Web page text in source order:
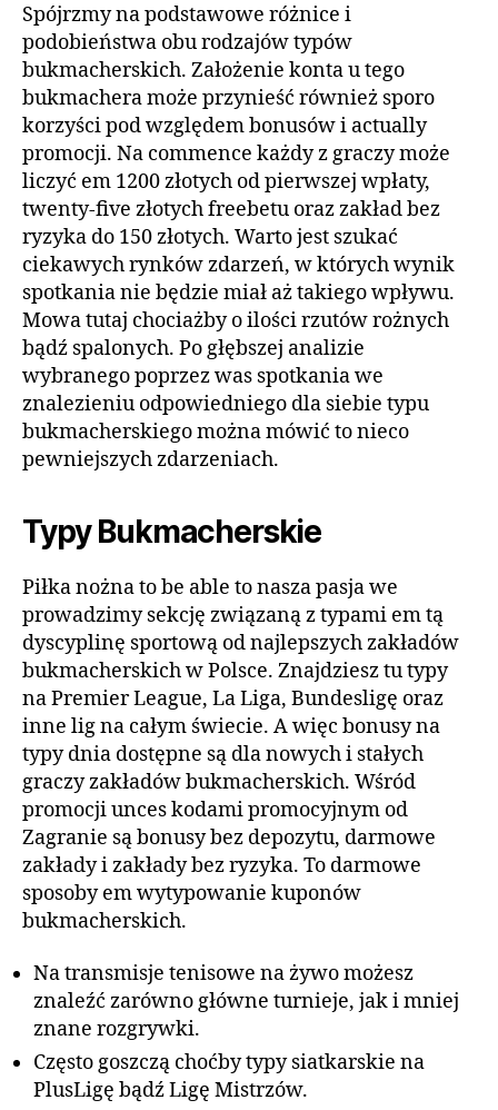
Spójrzmy na podstawowe różnice i
podobieństwa obu rodzajów typów
bukmacherskich. Założenie konta u tego
bukmachera może przynieść również sporo
korzyści pod względem bonusów i actually
promocji. Na commence każdy z graczy może
liczyć em 1200 złotych od pierwszej wpłaty,
twenty-five złotych freebetu oraz zakład bez
ryzyka do 150 złotych. Warto jest szukać
ciekawych rynków zdarzeń, w których wynik
spotkania nie będzie miał aż takiego wpływu.
Mowa tutaj chociażby o ilości rzutów rożnych
bądź spalonych. Po głębszej analizie
wybranego poprzez was spotkania we
znalezieniu odpowiedniego dla siebie typu
bukmacherskiego można mówić to nieco
pewniejszych zdarzeniach.
Typy Bukmacherskie
Piłka nożna to be able to nasza pasja we
prowadzimy sekcję związaną z typami em tą
dyscyplinę sportową od najlepszych zakładów
bukmacherskich w Polsce. Znajdziesz tu typy
na Premier League, La Liga, Bundesligę oraz
inne lig na całym świecie. A więc bonusy na
typy dnia dostępne są dla nowych i stałych
graczy zakładów bukmacherskich. Wśród
promocji unces kodami promocyjnym od
Zagranie są bonusy bez depozytu, darmowe
zakłady i zakłady bez ryzyka. To darmowe
sposoby em wytypowanie kuponów
bukmacherskich.
Na transmisje tenisowe na żywo możesz
znaleźć zarówno główne turnieje, jak i mniej
znane rozgrywki.
Często goszczą choćby typy siatkarskie na
PlusLigę bądź Ligę Mistrzów.